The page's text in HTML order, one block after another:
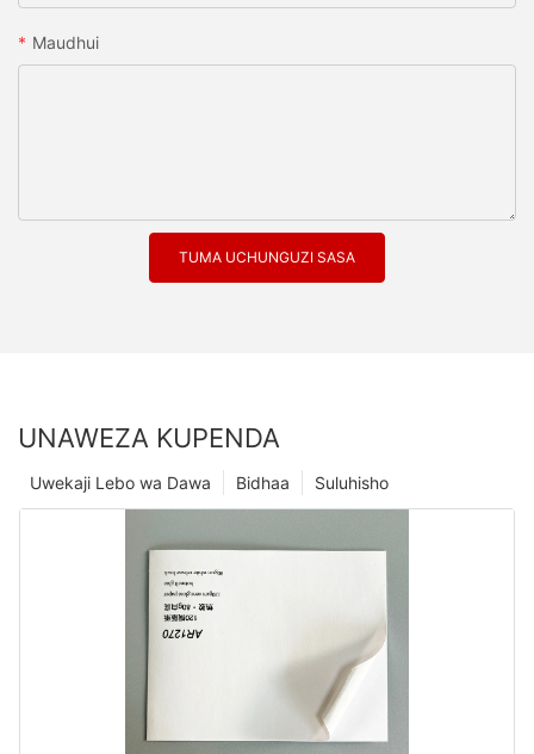
Maudhui
TUMA UCHUNGUZI SASA
UNAWEZA KUPENDA
Suluhisho
Bidhaa
Uwekaji Lebo wa Dawa